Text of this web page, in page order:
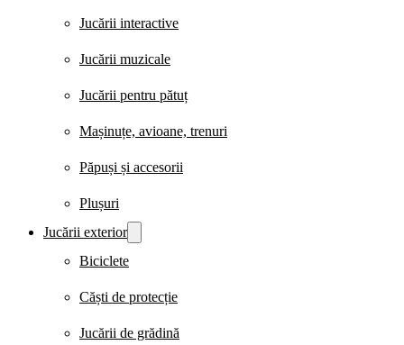
Jucării interactive
Jucării muzicale
Jucării pentru pătuț
Mașinuțe, avioane, trenuri
Păpuși și accesorii
Plușuri
Jucării exterior
Biciclete
Căști de protecție
Jucării de grădină